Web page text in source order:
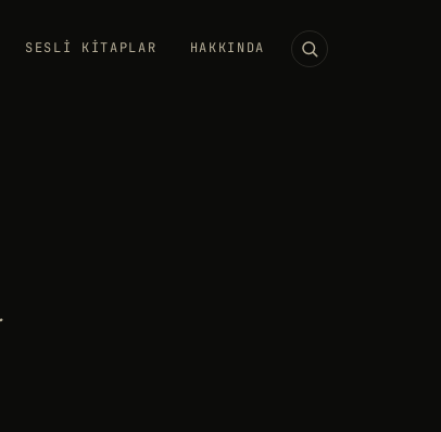
SESLI KITAPLAR HAKKINDA